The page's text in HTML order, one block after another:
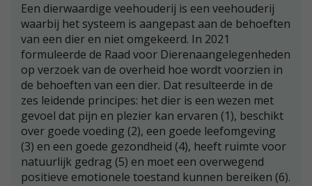
Een dierwaardige veehouderij is een veehouderij
waarbij het systeem is aangepast aan de behoeften
van een dier en niet omgekeerd. In 2021
formuleerde de Raad voor Dierenaangelegenheden
op verzoek van de overheid hoe wordt voorzien in
de behoeften van een dier. Dat resulteerde in de
zes leidende principes: het dier is een wezen met
gevoel dat pijn en plezier kan ervaren (1), beschikt
over goede voeding (2), een goede leefomgeving
(3) en een goede gezondheid (4), heeft ruimte voor
natuurlijk gedrag (5) en moet een overwegend
positieve emotionele toestand kunnen bereiken (6).